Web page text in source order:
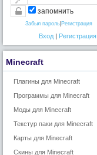
запомнить
Забыл пароль Регистрация
Вход | Регистрация
Minecraft
Плагины для Minecraft
Программы для Minecraft
Моды для Minecraft
Текстур паки для Minecraft
Карты для Minecraft
Скины для Minecraft